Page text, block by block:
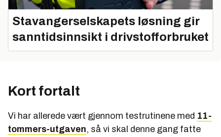
Stavangerselskapets løsning gir
sanntidsinnsikt i drivstofforbruket
Kort fortalt
Vi har allerede vært gjennom testrutinene med 11-
tommers-utgaven, så vi skal denne gang fatte